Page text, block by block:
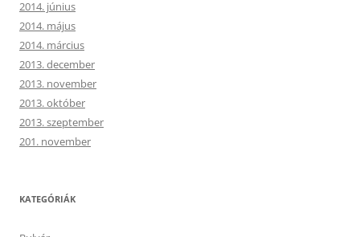
2014. június
2014. május
2014. március
2013. december
2013. november
2013. október
2013. szeptember
201. november
KATEGÓRIÁK